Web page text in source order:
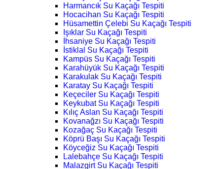
Harmancık Su Kaçağı Tespiti
Hocacihan Su Kaçağı Tespiti
Hüsamettin Çelebi Su Kaçağı Tespiti
Işıklar Su Kaçağı Tespiti
İhsaniye Su Kaçağı Tespiti
İstiklal Su Kaçağı Tespiti
Kampüs Su Kaçağı Tespiti
Karahüyük Su Kaçağı Tespiti
Karakulak Su Kaçağı Tespiti
Karatay Su Kaçağı Tespiti
Keçeciler Su Kaçağı Tespiti
Keykubat Su Kaçağı Tespiti
Kılıç Aslan Su Kaçağı Tespiti
Kovanağzı Su Kaçağı Tespiti
Kozağaç Su Kaçağı Tespiti
Köprü Başı Su Kaçağı Tespiti
Köyceğiz Su Kaçağı Tespiti
Lalebahçe Su Kaçağı Tespiti
Malazgirt Su Kaçağı Tespiti